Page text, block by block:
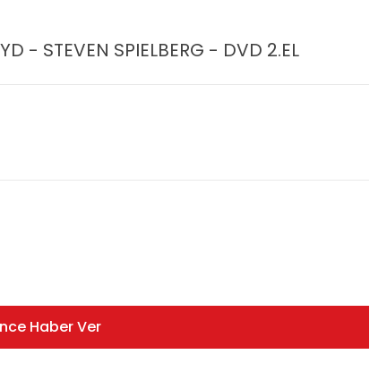
- STEVEN SPIELBERG - DVD 2.EL
Haber Ver